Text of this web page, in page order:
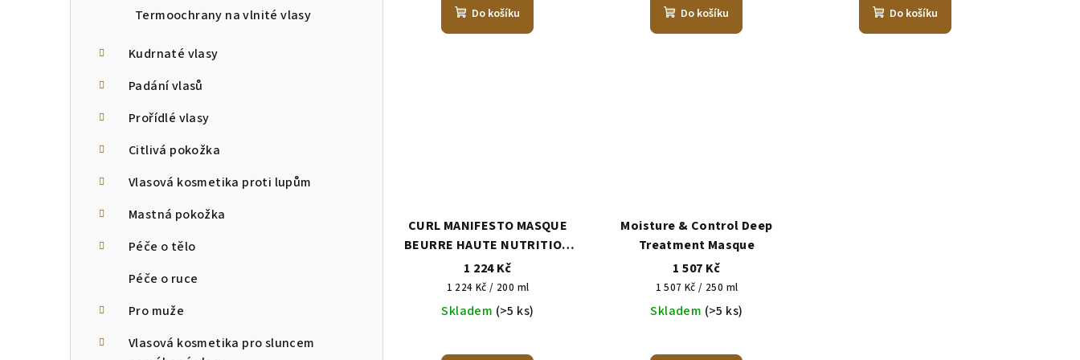
Termoochrany na vlnité vlasy
Kudrnaté vlasy
Padání vlasů
Prořídlé vlasy
Citlivá pokožka
Vlasová kosmetika proti lupům
Mastná pokožka
Péče o tělo
Péče o ruce
Pro muže
Vlasová kosmetika pro sluncem
Do košíku Do košíku Do košíku
CURL MANIFESTO MASQUE
BEURRE HAUTE NUTRITION
VYŽIVUJÍCÍ MASKA PRO
VLNITÉ, A KUDRNATÉ VLASY
1 224 Kč
Měrná
cena:
1 224 Kč / 200 ml
Skladem (>5 ks)
Moisture & Control Deep
Treatment Masque
1 507 Kč
Měrná
cena:
1 507 Kč / 250 ml
Skladem (>5 ks)